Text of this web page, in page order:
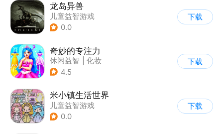
龙岛异兽
儿童益智游戏
0.0
下载
奇妙的专注力
休闲益智
化妆
| 宝宝巴士
4.5
下载
米小镇生活世界
儿童益智游戏
0.0
下载